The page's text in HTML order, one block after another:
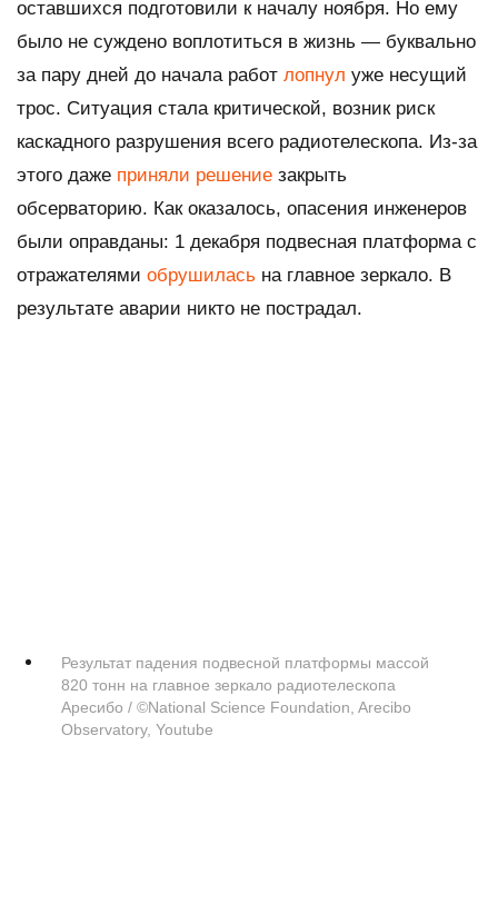
оставшихся подготовили к началу ноября. Но ему
было не суждено воплотиться в жизнь — буквально
за пару дней до начала работ лопнул уже несущий
трос. Ситуация стала критической, возник риск
каскадного разрушения всего радиотелескопа. Из-за
этого даже приняли решение закрыть
обсерваторию. Как оказалось, опасения инженеров
были оправданы: 1 декабря подвесная платформа с
отражателями обрушилась на главное зеркало. В
результате аварии никто не пострадал.
Результат падения подвесной платформы массой
820 тонн на главное зеркало радиотелескопа
Аресибо / ©National Science Foundation, Arecibo
Observatory, Youtube